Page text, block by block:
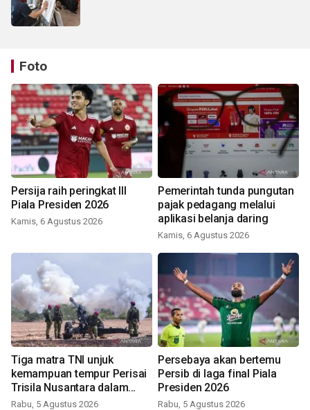
Foto
Persija raih peringkat III
Piala Presiden 2026
Kamis, 6 Agustus 2026
Pemerintah tunda pungutan
pajak pedagang melalui
aplikasi belanja daring
Kamis, 6 Agustus 2026
Tiga matra TNI unjuk
kemampuan tempur Perisai
Trisila Nusantara dalam
latihan di Kepri
Rabu, 5 Agustus 2026
Persebaya akan bertemu
Persib di laga final Piala
Presiden 2026
Rabu, 5 Agustus 2026